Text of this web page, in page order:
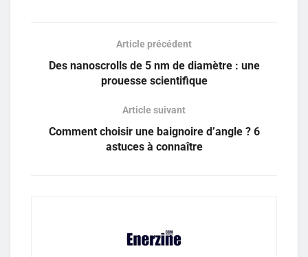
Article précédent
Des nanoscrolls de 5 nm de diamètre : une
prouesse scientifique
Article suivant
Comment choisir une baignoire d’angle ? 6
astuces à connaître